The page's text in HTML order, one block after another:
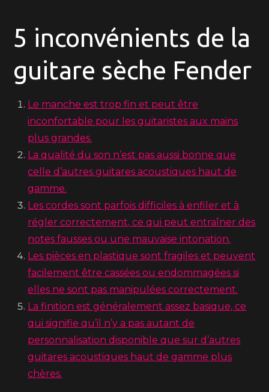
5 inconvénients de la
guitare sèche Fender
Le manche est trop fin et peut être
inconfortable pour les guitaristes aux mains
plus grandes.
La qualité du son n’est pas aussi bonne que
celle d’autres guitares acoustiques haut de
gamme.
Les cordes sont parfois difficiles à enfiler et à
régler correctement, ce qui peut entraîner des
notes fausses ou une mauvaise intonation.
Les pièces en plastique sont fragiles et peuvent
facilement être cassées ou endommagées si
elles ne sont pas manipulées correctement.
La finition est généralement assez basique, ce
qui signifie qu’il n’y a pas autant de
personnalisation disponible que sur d’autres
guitares acoustiques haut de gamme plus
chères.